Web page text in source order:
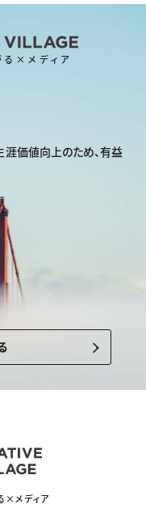
る×メディア
涯価値向上のため、有益
×メディア